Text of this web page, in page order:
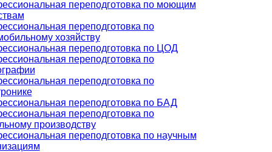
переподготовка по моющим
переподготовка по
хозяйству
переподготовка по ЦОД
переподготовка по
переподготовка по
переподготовка по БАД
переподготовка по
производству
переподготовка по научным